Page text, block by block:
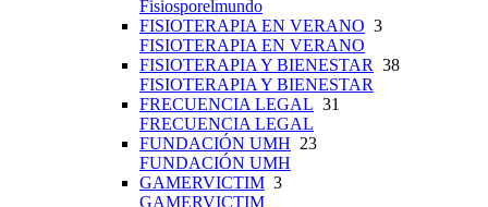
Fisiosporelmundo
FISIOTERAPIA EN VERANO 3
FISIOTERAPIA EN VERANO
FISIOTERAPIA Y BIENESTAR 38
FISIOTERAPIA Y BIENESTAR
FRECUENCIA LEGAL 31
FRECUENCIA LEGAL
FUNDACIÓN UMH 23
FUNDACIÓN UMH
GAMERVICTIM 3
GAMERVICTIM